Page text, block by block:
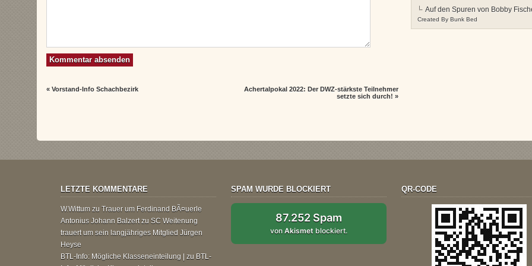
«Vorstand-Info Schachbezirk
Achertalpokal 2022: Der DWZ-stärkste Teilnehmer
setzte sich durch! »
Auf den Spuren von Bobby
Created By Bunk Bed
LETZTE KOMMENTARE
W.Wittum zu Trauer um Ferdinand BÃ¤uerle
Antonius Johann Balzertzu SC Weitenung
trauert um sein langjähriges Mitglied Jürgen
Heyse
BTL-Info: Mögliche Klasseneinteilung | zu BTL-
SPAM WURDE BLOCKIERT
87.252 Spam
vonAkismet blockiert.
QR-CODE